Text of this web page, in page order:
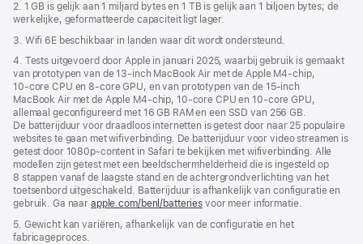
2. 1 GB is gelijk aan 1 miljard bytes en 1 TB is gelijk aan 1 biljoen bytes; de
werkelijke, geformatteerde capaciteit ligt lager.
3. Wifi 6E beschikbaar in landen waar dit wordt ondersteund.
4. Tests uitgevoerd door Apple in januari 2025, waarbij gebruik is gemaakt
van prototypen van de 13‑inch MacBook Air met de Apple M4‑chip,
10‑core CPU en 8‑core GPU, en van prototypen van de 15‑inch
MacBook Air met de Apple M4‑chip, 10‑core CPU en 10‑core GPU,
allemaal geconfigureerd met 16 GB RAM en een SSD van 256 GB.
De batterijduur voor draadloos internetten is getest door naar 25 populaire
websites te gaan met wifiverbinding. De batterijduur voor video streamen is
getest door 1080p-content in Safari te bekijken met wifiverbinding. Alle
modellen zijn getest met een beeldscherm­helderheid die is ingesteld op
8 stappen vanaf de laagste stand en de achtergrond­verlichting van het
toetsenbord uitgeschakeld. Batterijduur is afhankelijk van configuratie en
gebruik. Ga naar apple.com/benl/batteries voor meer informatie.
5. Gewicht kan variëren, afhankelijk van de configuratie en het
fabricageproces.